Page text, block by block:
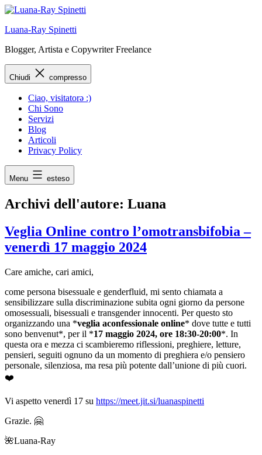
Vai
contenuto
Luana-Ray Spinetti
Blogger, Artista e Copywriter Freelance
Chiudi compresso
Ciao, visitatorə :)
Chi Sono
Servizi
Blog
Articoli
Privacy Policy
Menu esteso
Archivi dell'autore: Luana
Veglia Online contro l’omotransbifobia –
venerdì 17 maggio 2024
Care amiche, cari amici,
come persona bisessuale e genderfluid, mi sento chiamata a
sensibilizzare sulla discriminazione subita ogni giorno da persone
omosessuali, bisessuali e transgender innocenti. Per questo sto
organizzando una *veglia aconfessionale online* dove tutte e tutti
sono benvenut*, per il *17 maggio 2024, ore 18:30-20:00*. In
questa ora e mezza ci scambieremo riflessioni, preghiere, letture,
pensieri, seguiti ognuno da un momento di preghiera e/o pensiero
personale, silenziosa, ma resa più potente dall’unione di più cuori.
❤️
Vi aspetto venerdì 17 su https://meet.jit.si/luanaspinetti
Grazie. 🤗
🌺Luana-Ray